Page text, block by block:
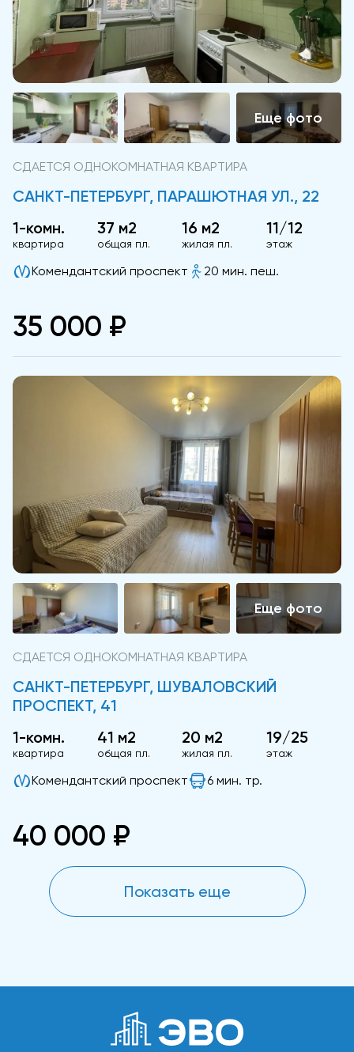
СДАЕТСЯ ОДНОКОМНАТНАЯ КВАРТИРА
САНКТ-ПЕТЕРБУРГ, ПАРАШЮТНАЯ УЛ., 22
1-комн.
квартира
37 м2
общая пл.
16 м2
жилая пл.
11/12
этаж
Комендантский проспект 20 мин. пеш.
35 000 ₽
СДАЕТСЯ ОДНОКОМНАТНАЯ КВАРТИРА
САНКТ-ПЕТЕРБУРГ, ШУВАЛОВСКИЙ
ПРОСПЕКТ, 41
1-комн.
квартира
41 м2
общая пл.
20 м2
жилая пл.
19/25
этаж
Комендантский проспект 6 мин. тр.
40 000 ₽
Показать еще